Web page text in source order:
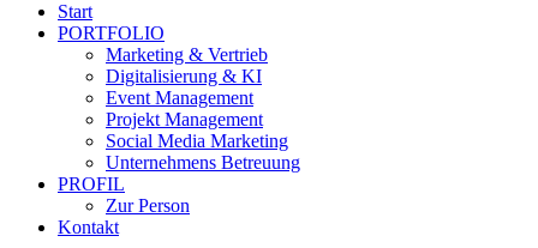
Start
PORTFOLIO
Marketing & Vertrieb
Digitalisierung & KI
Event Management
Projekt Management
Social Media Marketing
Unternehmens Betreuung
PROFIL
Zur Person
Kontakt